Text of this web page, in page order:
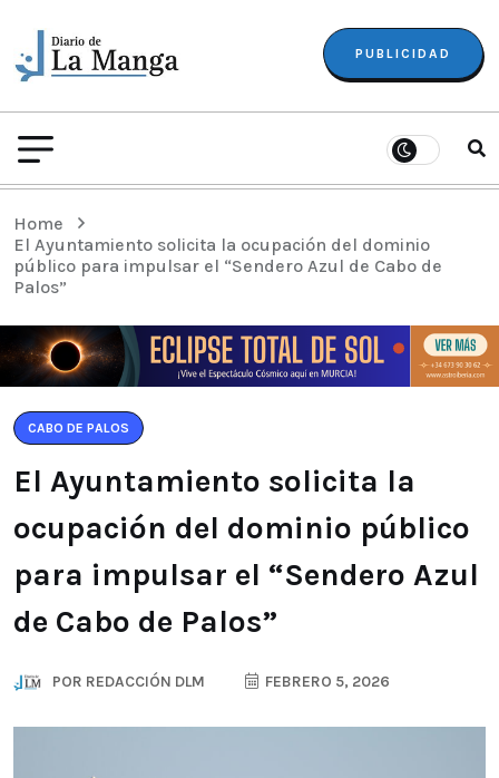
PUBLICIDAD
Home
El Ayuntamiento solicita la ocupación del dominio
público para impulsar el “Sendero Azul de Cabo de
Palos”
CABO DE PALOS
El Ayuntamiento solicita la
ocupación del dominio público
para impulsar el “Sendero Azul
de Cabo de Palos”
POR REDACCIÓN DLM FEBRERO 5, 2026